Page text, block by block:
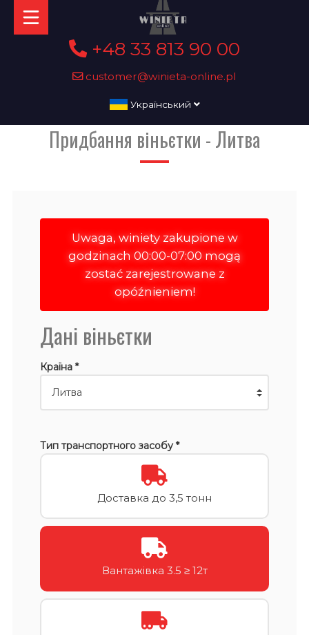
+48 33 813 90 00
customer@winieta-online.pl
Український
Придбання віньєтки - Литва
Uwaga, winiety zakupione w
godzinach 00:00-07:00 mogą
zostać zarejestrowane z
opóźnieniem!
Дані віньєтки
Країна *
Тип транспортного засобу *
Доставка до 3,5 тонн
Вантажівка 3.5 ≥ 12т